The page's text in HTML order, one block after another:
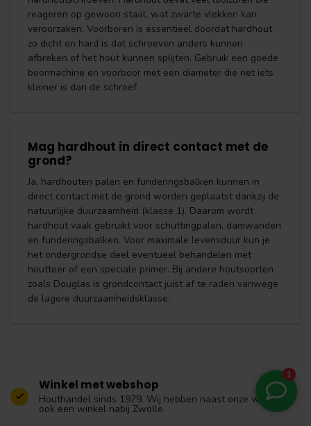
reageren op gewoon staal, wat zwarte vlekken kan
veroorzaken. Voorboren is essentieel doordat hardhout
zo dicht en hard is dat schroeven anders kunnen
afbreken of het hout kunnen splijten. Gebruik een goede
boormachine en voorboor met een diameter die net iets
kleiner is dan de schroef.
Mag hardhout in direct contact met de
grond?
Ja, hardhouten palen en funderingsbalken kunnen in
direct contact met de grond worden geplaatst dankzij de
natuurlijke duurzaamheid (klasse 1). Daarom wordt
hardhout vaak gebruikt voor schuttingpalen, damwanden
en funderingsbalken. Voor maximale levensduur kun je
het ondergrondse deel eventueel behandelen met
houtteer of een speciale primer. Bij andere houtsoorten
zoals Douglas is grondcontact juist af te raden vanwege
de lagere duurzaamheidsklasse.
Winkel met webshop
Houthandel sinds 1979. Wij hebben naast onze webshop,
ook een winkel nabij Zwolle.